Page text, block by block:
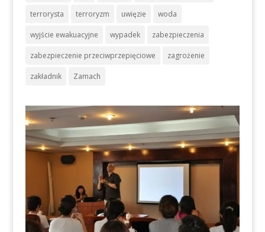
terrorysta terroryzm uwięzie woda
wyjście ewakuacyjne wypadek zabezpieczenia
zabezpieczenie przeciwprzepięciowe zagrożenie
zakładnik Zamach